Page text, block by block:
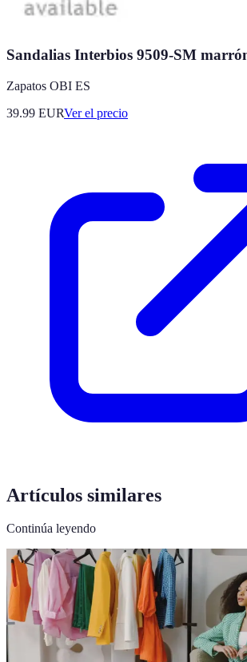
Sandalias Interbios 9509-SM
Zapatos OBI ES
39.99 EURVer el precio
Artículos similares
Continúa leyendo